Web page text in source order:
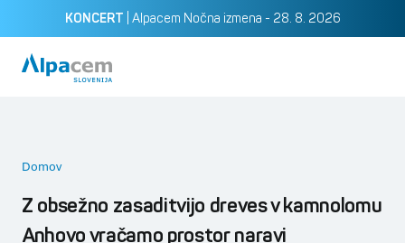
KONCERT Alpacem Nočna izmena - 28. 8. 2026
Domov
Z obsežno zasaditvijo dreves v kamnolomu
Anhovo vračamo prostor naravi